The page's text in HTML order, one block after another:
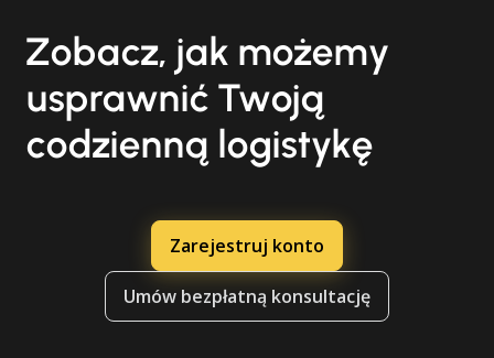
Zobacz, jak możemy
usprawnić Twoją
codzienną logistykę
Zarejestruj konto
Umów bezpłatną konsultację